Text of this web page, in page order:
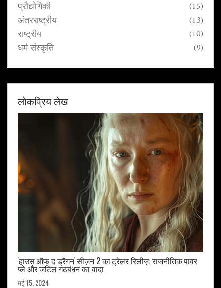
प्रौद्योगिकी (15)
अंतरराष्ट्रीय (13)
राष्ट्रीय (10)
धर्म संस्कृति (9)
लोकप्रिय लेख
'हाउस ऑफ द ड्रैगन' सीज़न 2 का ट्रेलर रिलीज़: राजनीतिक पावर
प्ले और जटिल गठबंधन का वादा
मई 15, 2024